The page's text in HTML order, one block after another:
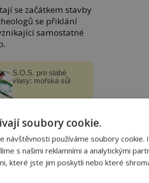
se začátkem stavby
se přiklání
samostatné
S.O.S. pro slabé
vlasy: mořská sůl
tu najdete třeba
letopočtu tu
dnes doplácí na
obětin.
soubory cookie.
návštěvnosti používáme soubory cookie.
s našimi reklamními a analytickými
které jste jim poskytli nebo které